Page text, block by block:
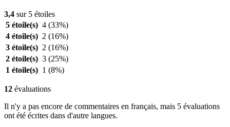
3,4 sur 5 étoiles
5 étoile(s) 4 (33%)
4 étoile(s) 2 (16%)
3 étoile(s) 2 (16%)
2 étoile(s) 3 (25%)
1 étoile(s) 1 (8%)
12 évaluations
Il n'y a pas encore de commentaires en français, mais 5 évaluations
ont été écrites dans d'autre langues.